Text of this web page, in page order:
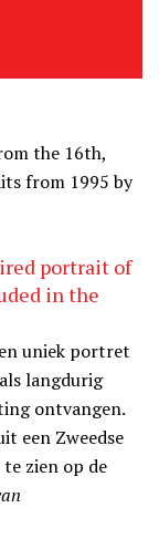
the 16th,
from 1995 by
portrait of
in the
uniek portret
langdurig
ontvangen.
een Zweedse
zien op de